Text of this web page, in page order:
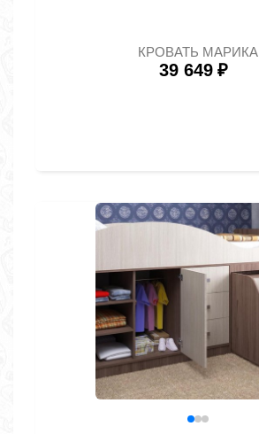
КРОВАТЬ МАРИКА
39 649 ₽